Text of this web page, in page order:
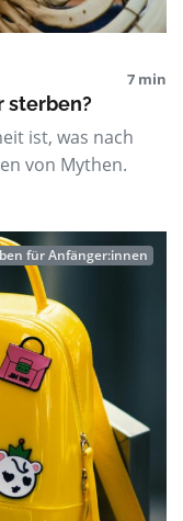
7 min
sterben?
ist, was nach
von Mythen.
für Anfänger:innen